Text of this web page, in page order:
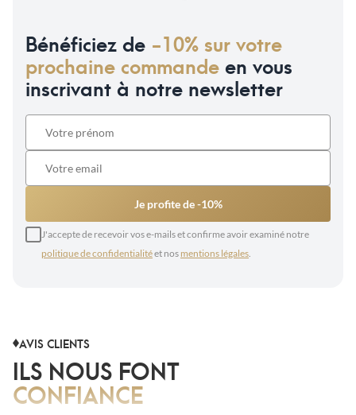
Bénéficiez de -10% sur votre
prochaine commandeen vous
inscrivant à notre newsletter
Je profite de -10%
J'accepte de recevoir vos e-mails et confirme avoir examiné notre
politique de confidentialitéet nos mentions légales.
AVIS CLIENTS
ILS NOUS FONT
CONFIANCE